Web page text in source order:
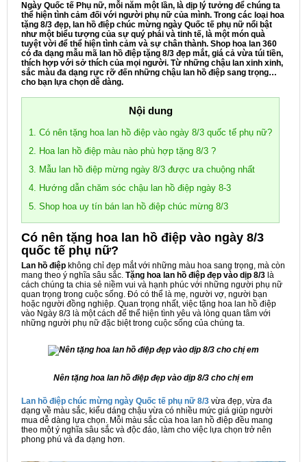
Ngày Quốc tế Phụ nữ, mỗi năm một lần, là dịp lý tưởng để chúng ta
thể hiện tình cảm đối với người phụ nữ của mình. Trong các loại hoa
tặng 8/3 đẹp, lan hồ điệp chúc mừng ngày Quốc tế phụ nữ nổi bật
như một biểu tượng của sự quý phái và tinh tế, là một món quà
tuyệt vời để thể hiện tình cảm và sự chân thành. Shop hoa lan 360
có đa dạng mẫu mã lan hồ điệp tặng 8/3 đẹp mắt, giá cả vừa túi tiền,
thích hợp với sở thích của mọi người. Từ những chậu lan xinh xinh,
sắc màu đa dạng rực rỡ đến những chậu lan hồ điệp sang trọng…
cho bạn lựa chọn dễ dàng.
Nội dung
1. Có nên tặng hoa lan hồ điệp vào ngày 8/3 quốc tế phụ nữ?
2. Hoa lan hồ điệp màu nào phù hợp tặng 8/3 ?
3. Mẫu lan hồ điệp mừng ngày 8/3 được ưa chuộng nhất
4. Hướng dẫn chăm sóc chậu lan hồ điệp ngày 8-3
5. Shop hoa uy tín bán lan hồ điệp chúc mừng 8/3
Có nên tặng hoa lan hồ điệp vào ngày 8/3
quốc tế phụ nữ?
Lan hồ điệp không chỉ đẹp mắt với những màu hoa sang trọng, mà còn
mang theo ý nghĩa sâu sắc. Tặng hoa lan hồ điệp đẹp vào dịp 8/3 là
cách chúng ta chia sẻ niềm vui và hạnh phúc với những người phụ nữ
quan trọng trong cuộc sống. Đó có thể là mẹ, người vợ, người bạn
hoặc người đồng nghiệp. Quan trọng nhất, việc tặng hoa lan hồ điệp
vào Ngày 8/3 là một cách để thể hiện tình yêu và lòng quan tâm với
những người phụ nữ đặc biệt trong cuộc sống của chúng ta.
Nên tặng hoa lan hồ điệp đẹp vào dịp 8/3 cho chị em
Lan hồ điệp chúc mừng ngày Quốc tế phụ nữ 8/3 vừa đẹp, vừa đa
dạng về màu sắc, kiểu dáng chậu vừa có nhiều mức giá giúp người
mua dễ dàng lựa chọn. Mỗi màu sắc của hoa lan hồ điệp đều mang
theo một ý nghĩa sâu sắc và độc đáo, làm cho việc lựa chọn trở nên
phong phú và đa dạng hơn.